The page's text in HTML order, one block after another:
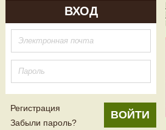
ВХОД
Регистрация
Забыли пароль?